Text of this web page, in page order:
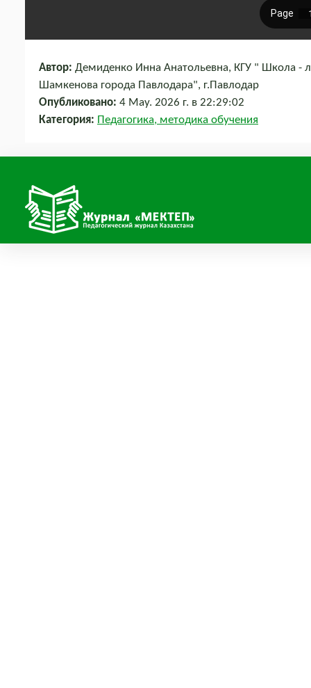
Автор: Демиденко Инна Анатольевна, КГУ " Школа -
Шамкенова города Павлодара", г.Павлодар
Опубликовано: 4 May. 2026 г. в 22:29:02
Категория: Педагогика, методика обучения